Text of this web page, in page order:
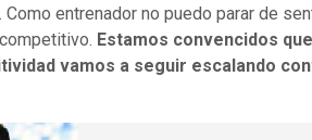
Como entrenador no puedo parar de
Estamos convencidos
vamos a seguir escalando